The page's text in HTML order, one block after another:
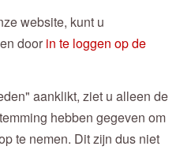
website, kunt u
door in te loggen op de
aanklikt, ziet u alleen de
hebben gegeven om
te nemen. Dit zijn dus niet